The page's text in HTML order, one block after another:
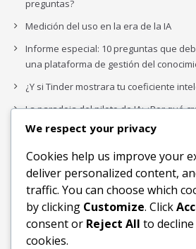
preguntas?
Medición del uso en la era de la IA
Informe especial: 10 preguntas que
una plataforma de gestión del
¿Y si Tinder mostrara tu coeficiente
La paradoja del piloto de IA: ¿Por qué
complejidad de la IA empresarial?
Los organigramas de marketing se
IA acaba de dejarlos obsoletos.
Buscar
Buscar
We respect your privacy
Cookies help us improve your
deliver personalized content,
traffic. You can choose which
by clicking Customize. Click
consent or Reject All to
cookies.